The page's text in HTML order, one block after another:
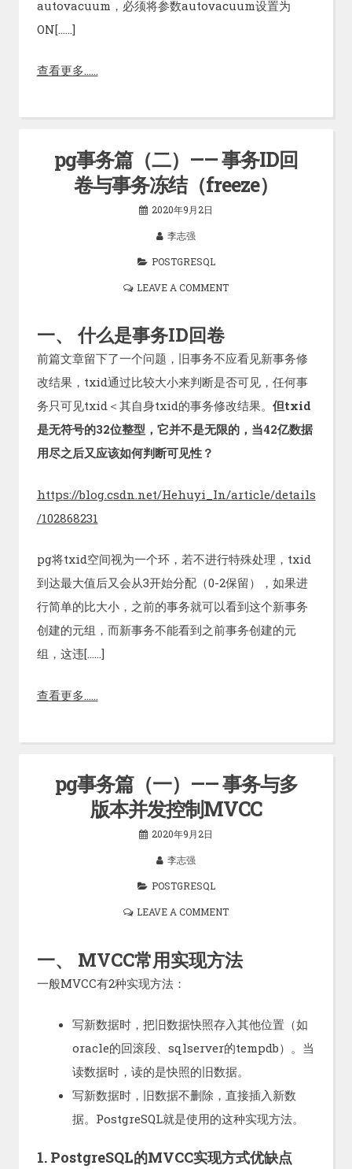
autovacuum，必须将参数autovacuum设置为
ON[……]
查看更多……
pg事务篇（二）—— 事务ID回
卷与事务冻结（freeze）
2020年9月2日
李志强
POSTGRESQL
LEAVE A COMMENT
一、 什么是事务ID回卷
前篇文章留下了一个问题，旧事务不应看见新事务修
改结果，txid通过比较大小来判断是否可见，任何事
务只可见txid＜其自身txid的事务修改结果。 但txid
是无符号的32位整型，它并不是无限的，当42亿数据
用尽之后又应该如何判断可见性？
https://blog.csdn.net/Hehuyi_In/article/details
/102868231
pg将txid空间视为一个环，若不进行特殊处理，txid
到达最大值后又会从3开始分配（0-2保留），如果进
行简单的比大小，之前的事务就可以看到这个新事务
创建的元组，而新事务不能看到之前事务创建的元
组，这违[……]
查看更多……
pg事务篇（一）—— 事务与多
版本并发控制MVCC
2020年9月2日
李志强
POSTGRESQL
LEAVE A COMMENT
一、 MVCC常用实现方法
一般MVCC有2种实现方法：
写新数据时，把旧数据快照存入其他位置（如
oracle的回滚段、sqlserver的tempdb）。当
读数据时，读的是快照的旧数据。
写新数据时，旧数据不删除，直接插入新数
据。PostgreSQL就是使用的这种实现方法。
1. PostgreSQL的MVCC实现方式优缺点